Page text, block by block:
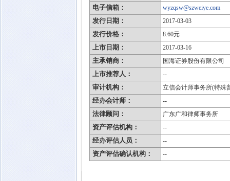
电子信箱： wyzqsw@szweiye.com
发行日期： 2017-03-03
发行价格： 8.60元
上市日期： 2017-03-16
主承销商： 国海证券股份有限公司
上市推荐人： --
审计机构： 立信会计师事务所(特殊
经办会计师： --
法律顾问： 广东广和律师事务所
资产评估机构： --
经办评估人员： --
资产评估确认机构： --